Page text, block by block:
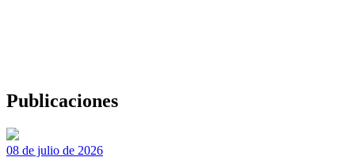
Publicaciones
08 de julio de 2026